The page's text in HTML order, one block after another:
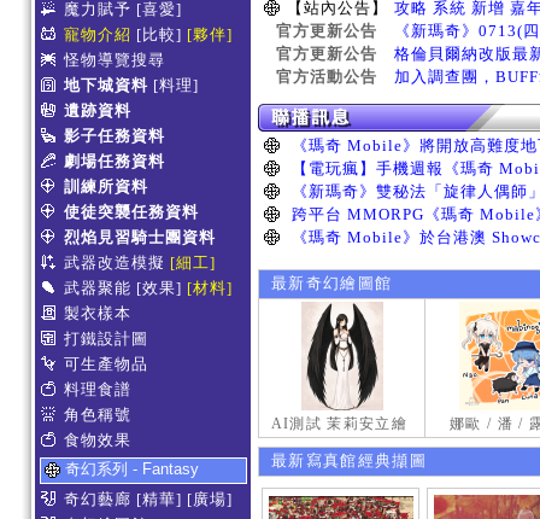
魔力賦予 [喜愛]
寵物介紹 [比較] [夥伴]
怪物導覽搜尋
地下城資料 [料理]
遺跡資料
影子任務資料
劇場任務資料
訓練所資料
使徒突襲任務資料
烈焰見習騎士團資料
武器改造模擬 [細工]
武器聚能 [效果] [材料]
製衣樣本
打鐵設計圖
可生產物品
料理食譜
角色稱號
食物效果
奇幻系列 - Fantasy
奇幻藝廊 [精華] [廣場]
【站內公告】
攻略 系統 新增 嘉
官方更新公告
《新瑪奇》0713(
官方更新公告
格倫貝爾納改版最
官方活動公告
加入調查團，
最新奇幻繪圖館
AI測試 茉莉安立繪 娜歐 / 潘 /
最新寫真館經典擷圖